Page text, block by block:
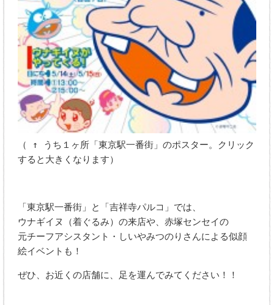
（ ↑ うち１ヶ所「東京駅一番街」のポスター。クリック
すると大きくなります）
「東京駅一番街」と「吉祥寺パルコ」では、
ウナギイヌ（着ぐるみ）の来店や、赤塚センセイの
元チーフアシスタント・しいやみつのりさんによる似顔
絵イベントも！
ぜひ、お近くの店舗に、足を運んでみてください！！